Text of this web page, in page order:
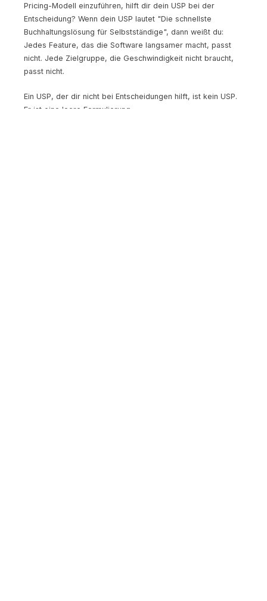
Pricing-Modell einzuführen, hilft dir dein USP bei der
Entscheidung? Wenn dein USP lautet "Die schnellste
Buchhaltungslösung für Selbstständige", dann weißt du:
Jedes Feature, das die Software langsamer macht, passt
nicht. Jede Zielgruppe, die Geschwindigkeit nicht braucht,
passt nicht.
Ein USP, der dir nicht bei Entscheidungen hilft, ist kein USP.
Er ist eine leere Formulierung.